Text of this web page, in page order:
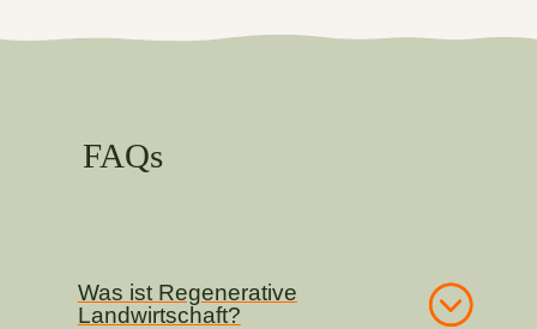
FAQs
Was ist Regenerative
Landwirtschaft?